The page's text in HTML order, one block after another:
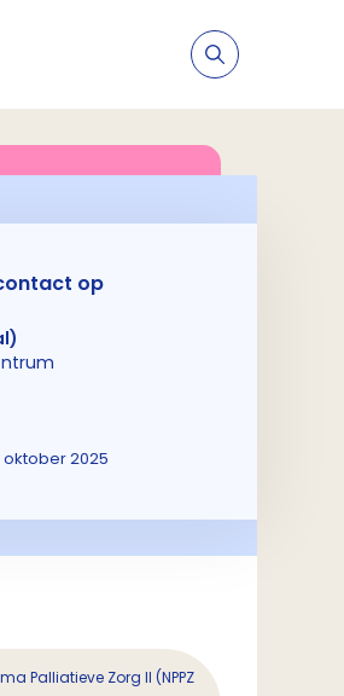
op
oktober 2025
Palliatieve Zorg II (NPPZ